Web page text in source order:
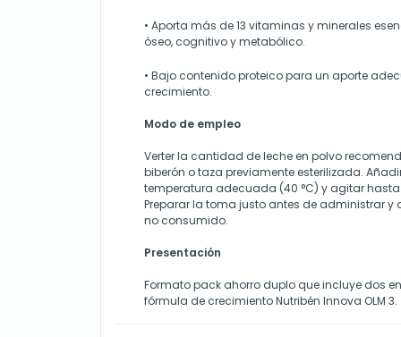
• Aporta más de 13 vitaminas y minerales
óseo, cognitivo y metabólico.
• Bajo contenido proteico para un aporte
crecimiento.
Modo de empleo
Verter la cantidad de leche en polvo
biberón o taza previamente esterilizada.
temperatura adecuada (40 °C) y agitar
Preparar la toma justo antes de administrar y
no consumido.
Presentación
Formato pack ahorro duplo que incluye dos
fórmula de crecimiento Nutribén Innova OLM 3.